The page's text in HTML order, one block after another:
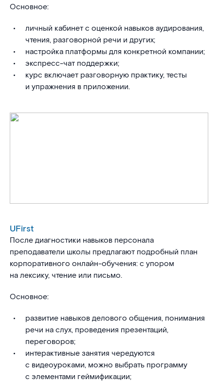
Основное:
личный кабинет с оценкой навыков аудирования,
чтения, разговорной речи и других;
настройка платформы для конкретной компании;
экспресс-чат поддержки;
курс включает разговорную практику, тесты
и упражнения в приложении.
UFirst
После диагностики навыков персонала
преподаватели школы предлагают подробный план
корпоративного онлайн-обучения: с упором
на лексику, чтение или письмо.
Основное:
развитие навыков делового общения, понимания
речи на слух, проведения презентаций,
переговоров;
интерактивные занятия чередуются
с видеоуроками, можно выбрать программу
с элементами геймификации;